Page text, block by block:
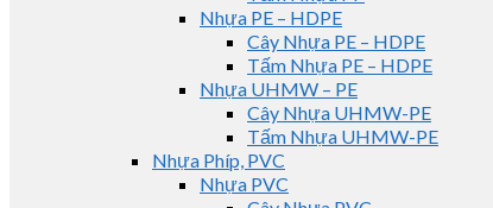
Nhựa PE – HDPE
Cây Nhựa PE – HDPE
Tấm Nhựa PE – HDPE
Nhựa UHMW – PE
Cây Nhựa UHMW-PE
Tấm Nhựa UHMW-PE
Nhựa Phíp, PVC
Nhựa PVC